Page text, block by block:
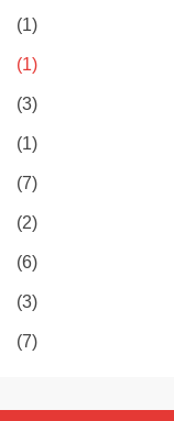
(1)
(1)
(3)
(1)
(7)
(2)
(6)
(3)
(7)